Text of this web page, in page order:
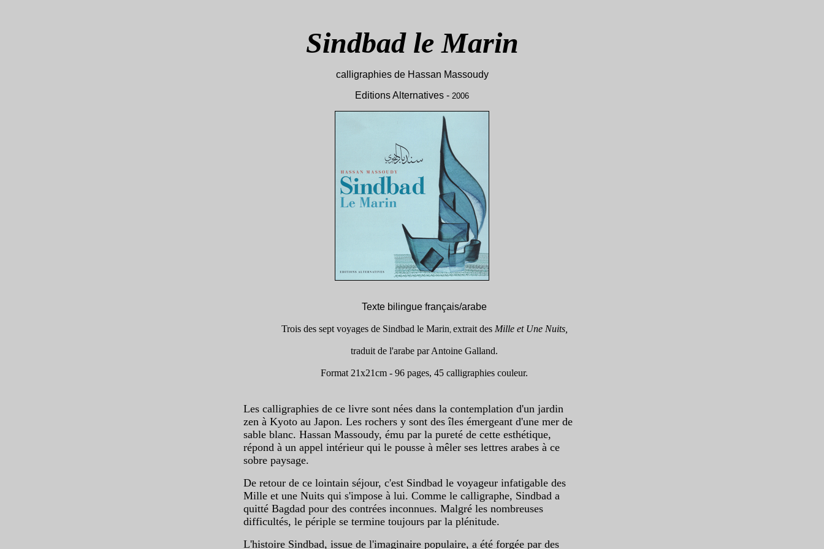
Sindbad le Marin
calligraphies de Hassan Massoudy
Editions Alternatives - 2006
Texte bilingue français/arabe
Trois des sept voyages de Sindbad le Marin, extrait des Mille et Une Nuits,
traduit de l'arabe par Antoine Galland.
Format 21x21cm - 96 pages, 45 calligraphies couleur.
Les calligraphies de ce livre sont nées dans la contemplation d'un jardin
zen à Kyoto au Japon. Les rochers y sont des îles émergeant d'une mer de
sable blanc. Hassan Massoudy, ému par la pureté de cette esthétique,
répond à un appel intérieur qui le pousse à mêler ses lettres arabes à ce
sobre paysage.
De retour de ce lointain séjour, c'est Sindbad le voyageur infatigable des
Mille et une Nuits qui s'impose à lui. Comme le calligraphe, Sindbad a
quitté Bagdad pour des contrées inconnues. Malgré les nombreuses
difficultés, le périple se termine toujours par la plénitude.
L'histoire Sindbad, issue de l'imaginaire populaire, a été forgée par des